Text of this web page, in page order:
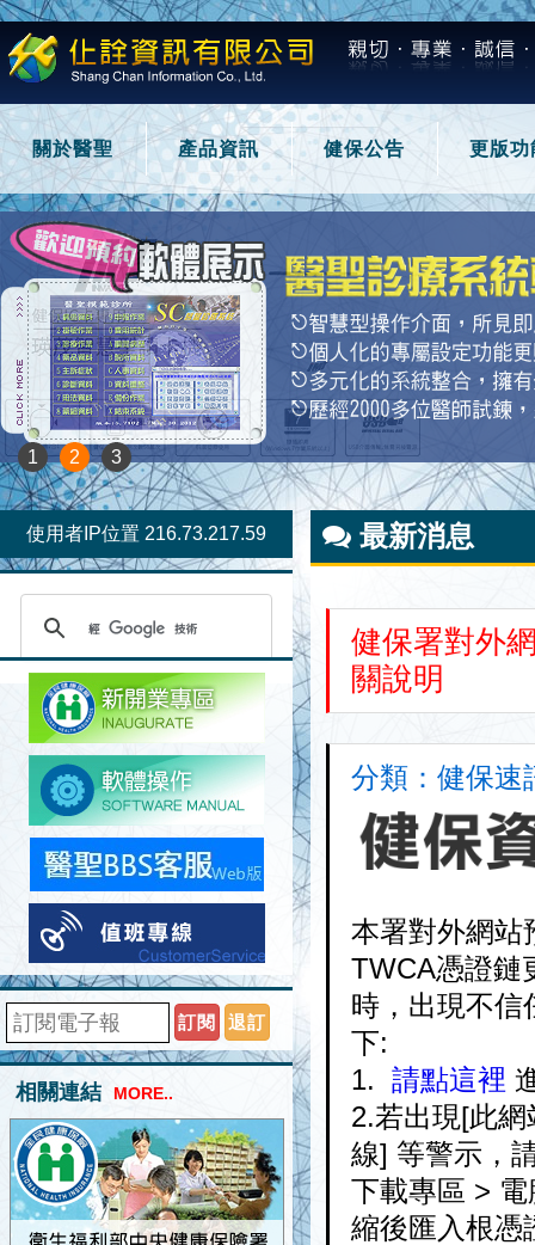
關於醫聖 產品資訊 健保公告 更版功
1 2 3
使用者IP位置 216.73.217.59
訂閱 退訂
相關連結 MORE..
最新消息
健保署對外
關說明
分類：健保速
本署對外網站
TWCA憑證鏈
時，出現不信
下:
1. 請點這裡
2.若出現[此
線] 等警示，
下載專區 >
縮後匯入根憑